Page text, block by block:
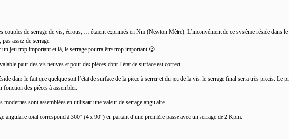
couples de serrage de vis, écrous, … étaient exprimés en Nm (Newton Mètre). L’inconvénient de ce système réside dans
assez de serrage.
un jeu trop important et là, le serrage pourra être trop important 😉
pour des vis neuves et pour des pièces dont l’état de surface est correct.
dans le fait que quelque soit l’état de surface de la pièce à serrer et du jeu de la vis, le serrage final serra très précis.
fonction des pièces à assembler.
modernes sont assemblées en utilisant une valeur de serrage angulaire.
angulaire total correspond à 360° (4 x 90°) en partant d’une première passe avec un serrage de 2 Kpm.